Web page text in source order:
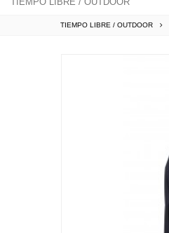
TIEMPO LIBRE / OUTDOOR